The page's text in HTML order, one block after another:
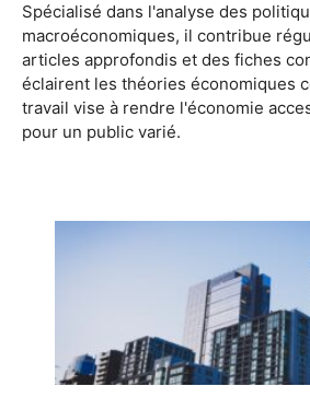
Spécialisé dans l'analyse des
macroéconomiques, il contribue
articles approfondis et des fiches
éclairent les théories économiques
travail vise à rendre l'économie
pour un public varié.